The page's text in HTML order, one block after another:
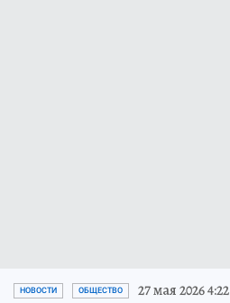
НОВОСТИ ОБЩЕСТВО 27 мая 2026 4:22